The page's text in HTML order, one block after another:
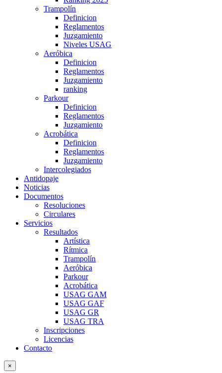
Trampolín
Definicion
Reglamentos
Juzgamiento
Niveles USAG
Aeróbica
Definicion
Reglamentos
Juzgamiento
ranking
Parkour
Definicion
Reglamentos
Juzgamiento
Acrobática
Definicion
Reglamentos
Juzgamiento
Intercolegiados
Antidopaje
Noticias
Documentos
Resoluciones
Circulares
Servicios
Resultados
Artística
Rítmica
Trampolín
Aeróbica
Parkour
Acrobática
USAG GAM
USAG GAF
USAG GR
USAG TRA
Inscripciones
Licencias
Contacto
×